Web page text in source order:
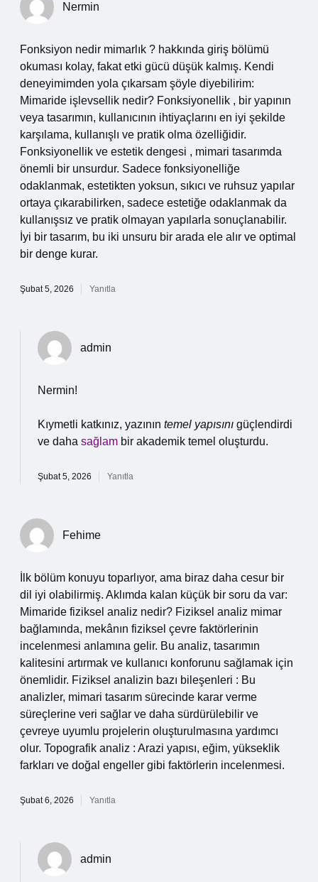
Nermin
Fonksiyon nedir mimarlık ? hakkında giriş bölümü
okuması kolay, fakat etki gücü düşük kalmış. Kendi
deneyimimden yola çıkarsam şöyle diyebilirim:
Mimaride işlevsellik nedir? Fonksiyonellik , bir yapının
veya tasarımın, kullanıcının ihtiyaçlarını en iyi şekilde
karşılama, kullanışlı ve pratik olma özelliğidir.
Fonksiyonellik ve estetik dengesi , mimari tasarımda
önemli bir unsurdur. Sadece fonksiyonelliğe
odaklanmak, estetikten yoksun, sıkıcı ve ruhsuz yapılar
ortaya çıkarabilirken, sadece estetiğe odaklanmak da
kullanışsız ve pratik olmayan yapılarla sonuçlanabilir.
İyi bir tasarım, bu iki unsuru bir arada ele alır ve optimal
bir denge kurar.
Şubat 5, 2026 Yanıtla
admin
Nermin!
Kıymetli katkınız, yazının temel yapısını güçlendirdi
ve daha sağlam bir akademik temel oluşturdu.
Şubat 5, 2026 Yanıtla
Fehime
İlk bölüm konuyu toparlıyor, ama biraz daha cesur bir
dil iyi olabilirmiş. Aklımda kalan küçük bir soru da var:
Mimaride fiziksel analiz nedir? Fiziksel analiz mimar
bağlamında, mekânın fiziksel çevre faktörlerinin
incelenmesi anlamına gelir. Bu analiz, tasarımın
kalitesini artırmak ve kullanıcı konforunu sağlamak için
önemlidir. Fiziksel analizin bazı bileşenleri : Bu
analizler, mimari tasarım sürecinde karar verme
süreçlerine veri sağlar ve daha sürdürülebilir ve
çevreye uyumlu projelerin oluşturulmasına yardımcı
olur. Topografik analiz : Arazi yapısı, eğim, yükseklik
farkları ve doğal engeller gibi faktörlerin incelenmesi.
Şubat 6, 2026 Yanıtla
admin